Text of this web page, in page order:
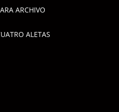
ARCHIVO
ALETAS